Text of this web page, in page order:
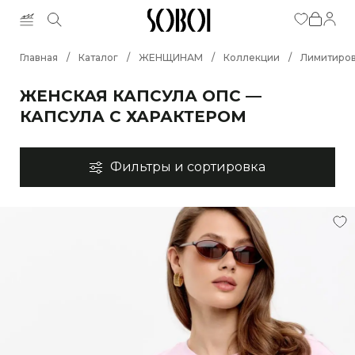
Главная / Каталог / ЖЕНЩИНАМ / Коллекции /
ЖЕНСКАЯ КАПСУЛА ОПС —
КАПСУЛА С ХАРАКТЕРОМ
Фильтры и сортировка